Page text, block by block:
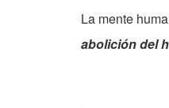
La mente
abolición del